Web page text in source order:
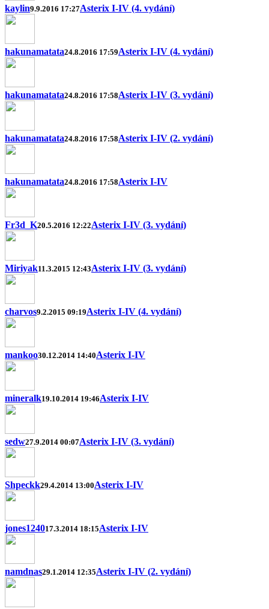
kaylin9.9.2016 17:27Asterix I-IV (4. vydání)
hakunamatata24.8.2016 17:59Asterix I-IV (4. vydání)
hakunamatata24.8.2016 17:58Asterix I-IV (3. vydání)
hakunamatata24.8.2016 17:58Asterix I-IV (2. vydání)
hakunamatata24.8.2016 17:58Asterix I-IV
Fr3d_K20.5.2016 12:22Asterix I-IV (3. vydání)
Miriyak11.3.2015 12:43Asterix I-IV (3. vydání)
charvos9.2.2015 09:19Asterix I-IV (4. vydání)
mankoo30.12.2014 14:40Asterix I-IV
mineralk19.10.2014 19:46Asterix I-IV
sedw27.9.2014 00:07Asterix I-IV (3. vydání)
Shpeckk29.4.2014 13:00Asterix I-IV
jones124017.3.2014 18:15Asterix I-IV
namdnas29.1.2014 12:35Asterix I-IV (2. vydání)